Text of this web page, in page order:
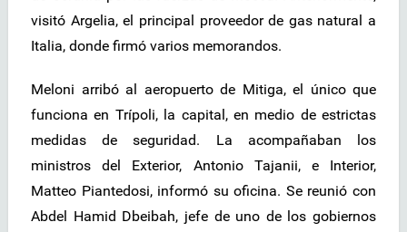
visitó Argelia, el principal proveedor de gas natural a
Italia, donde firmó varios memorandos.
Meloni arribó al aeropuerto de Mitiga, el único que
funciona en Trípoli, la capital, en medio de estrictas
medidas de seguridad. La acompañaban los
ministros del Exterior, Antonio Tajanii, e Interior,
Matteo Piantedosi, informó su oficina. Se reunió con
Abdel Hamid Dbeibah, jefe de uno de los gobiernos